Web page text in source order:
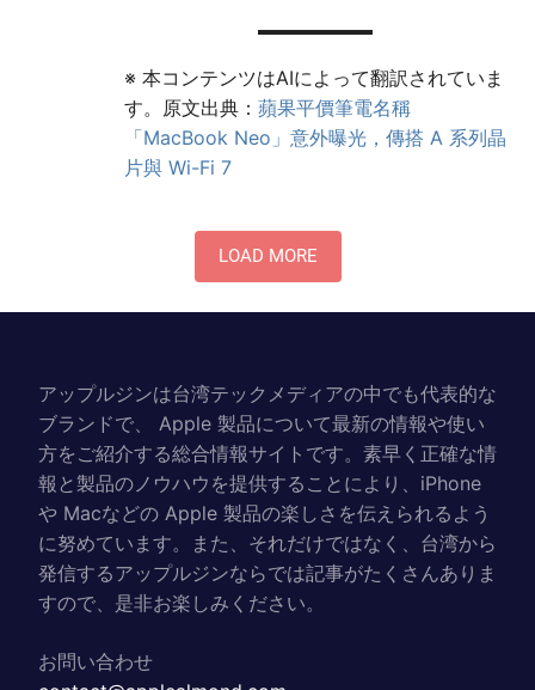
※ 本コンテンツはAIによって翻訳されていま
す。原文出典： 蘋果平價筆電名稱
「MacBook Neo」意外曝光，傳搭 A 系列晶
片與 Wi-Fi 7
LOAD MORE
アップルジンは台湾テックメディアの中でも代表的な
ブランドで、 Apple 製品について最新の情報や使い
方をご紹介する総合情報サイトです。素早く正確な情
報と製品のノウハウを提供することにより、iPhone
や Macなどの Apple 製品の楽しさを伝えられるよう
に努めています。また、それだけではなく、台湾から
発信するアップルジンならでは記事がたくさんありま
すので、是非お楽しみください。
お問い合わせ